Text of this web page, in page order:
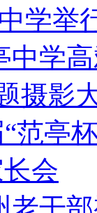
学举
中学
摄影
范亭
会